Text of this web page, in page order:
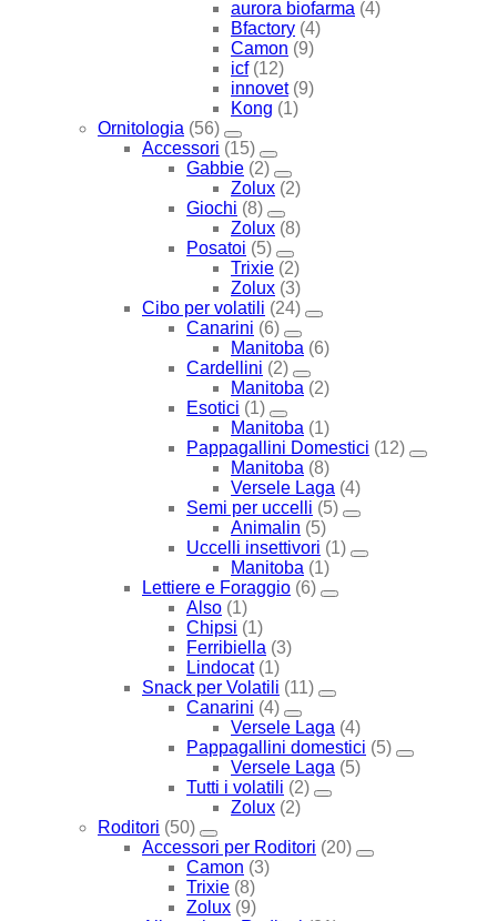
aurora biofarma (4)
Bfactory (4)
Camon (9)
icf (12)
innovet (9)
Kong (1)
Ornitologia (56)
Accessori (15)
Gabbie (2)
Zolux (2)
Giochi (8)
Zolux (8)
Posatoi (5)
Trixie (2)
Zolux (3)
Cibo per volatili (24)
Canarini (6)
Manitoba (6)
Cardellini (2)
Manitoba (2)
Esotici (1)
Manitoba (1)
Pappagallini Domestici (12)
Manitoba (8)
Versele Laga (4)
Semi per uccelli (5)
Animalin (5)
Uccelli insettivori (1)
Manitoba (1)
Lettiere e Foraggio (6)
Also (1)
Chipsi (1)
Ferribiella (3)
Lindocat (1)
Snack per Volatili (11)
Canarini (4)
Versele Laga (4)
Pappagallini domestici (5)
Versele Laga (5)
Tutti i volatili (2)
Zolux (2)
Roditori (50)
Accessori per Roditori (20)
Camon (3)
Trixie (8)
Zolux (9)